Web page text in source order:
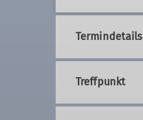
Termindetails
Treffpunkt